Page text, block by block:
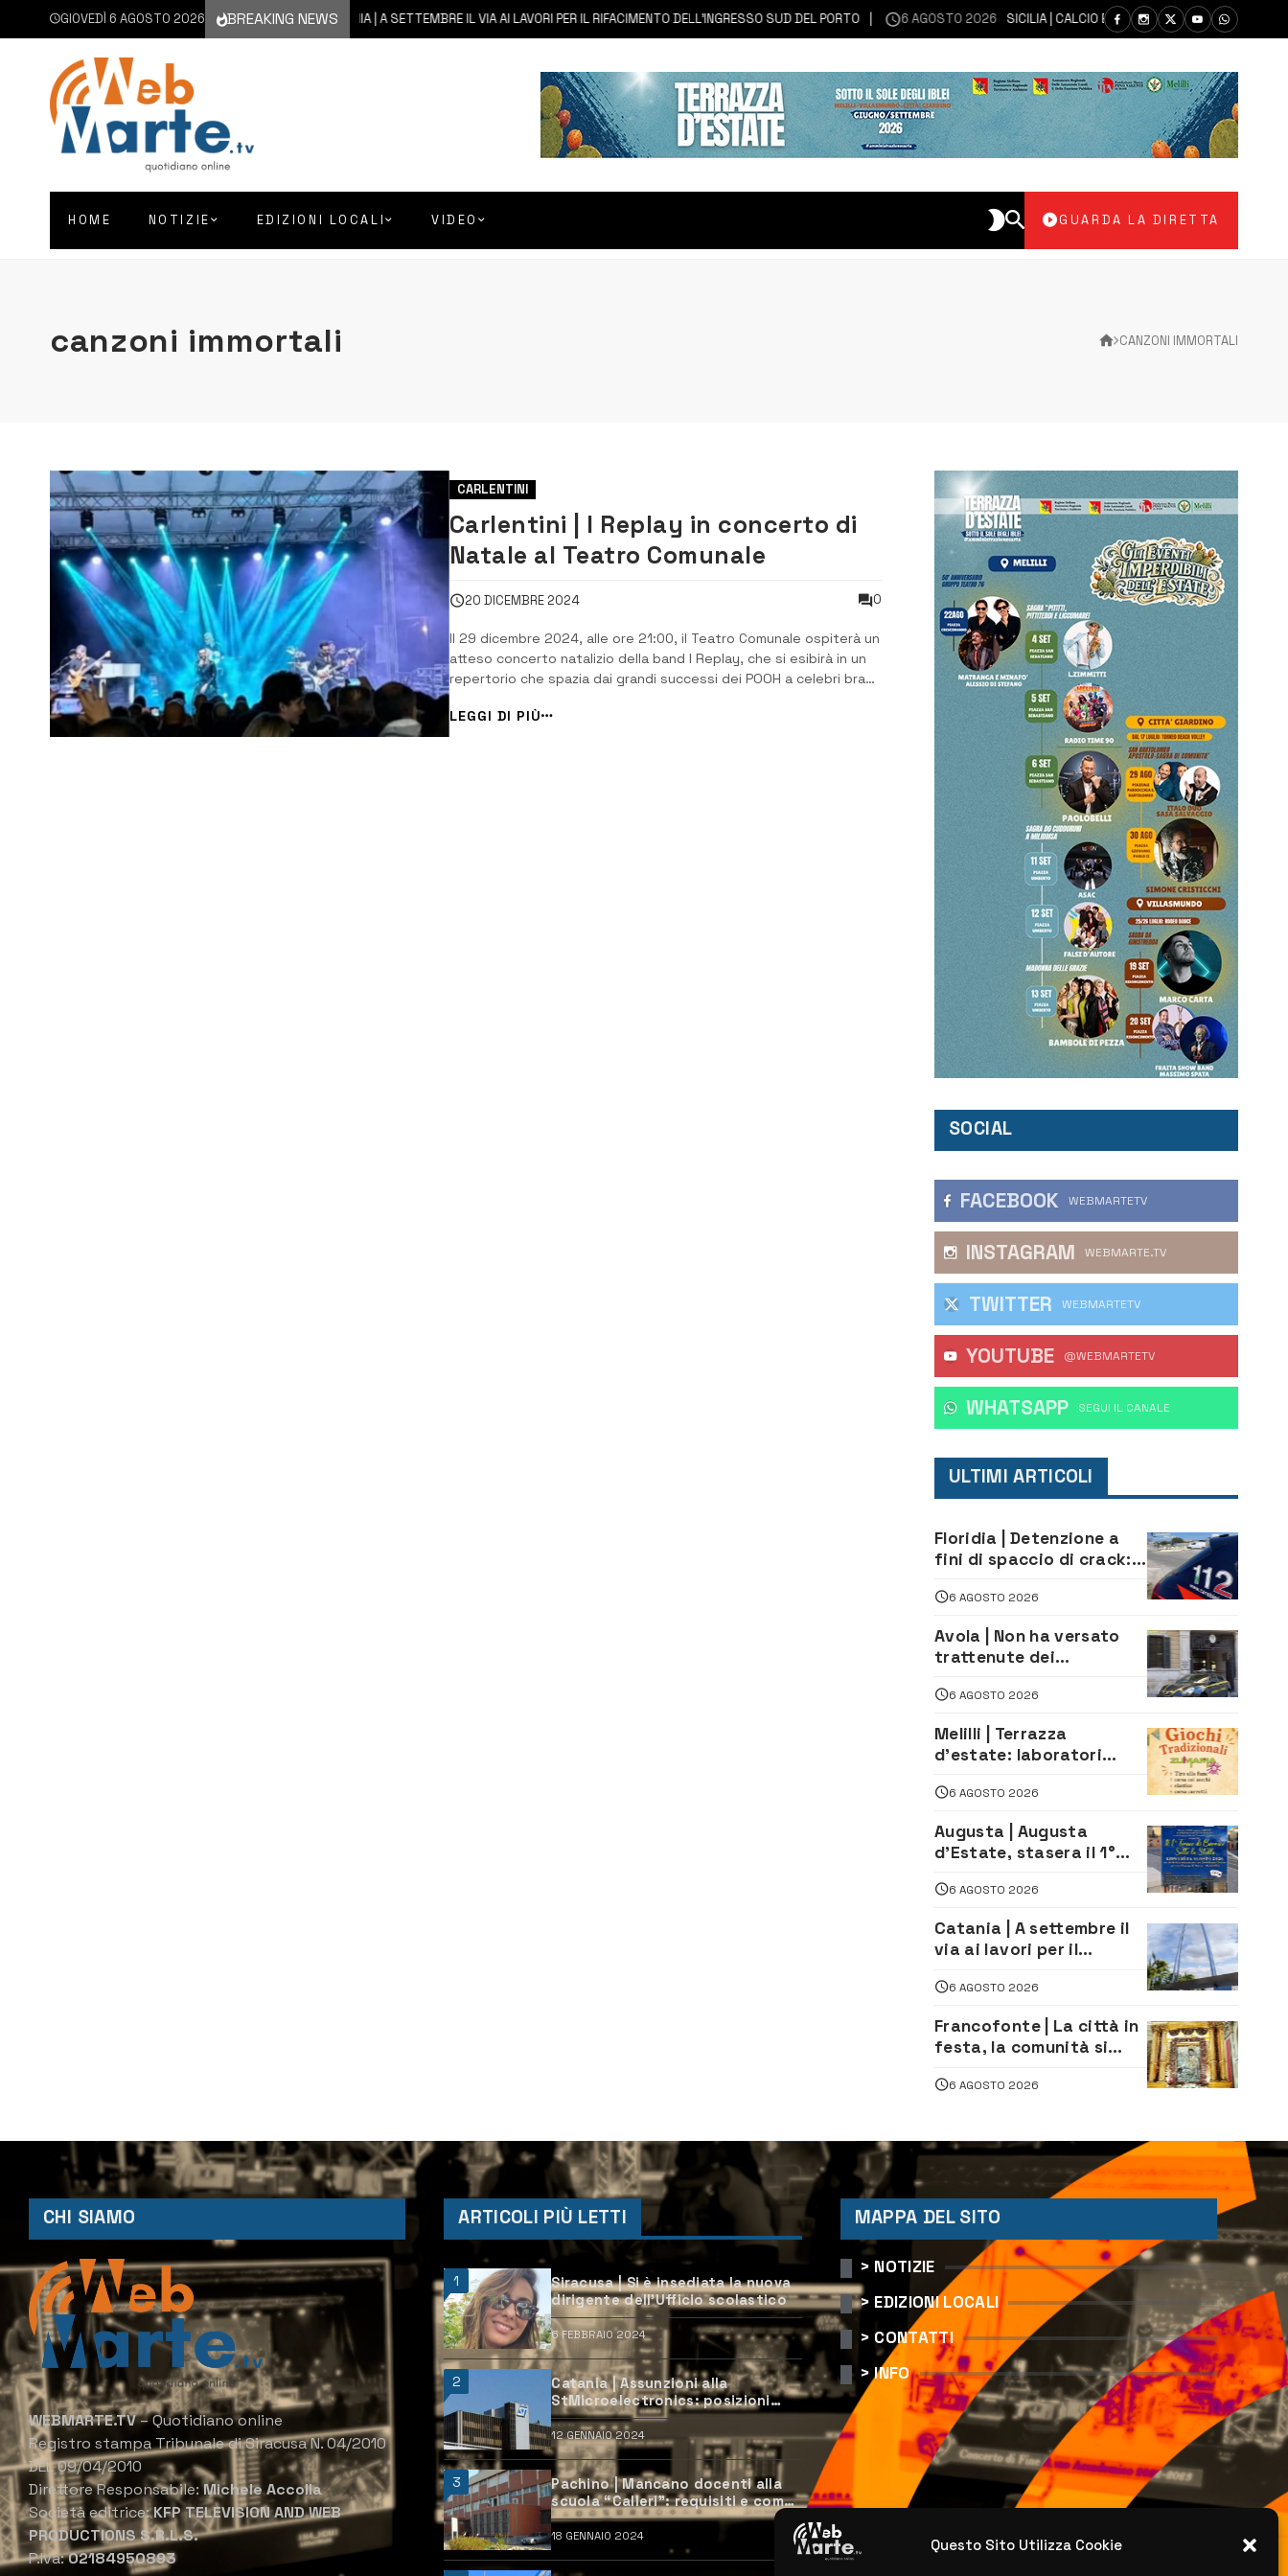
Questo Sito Utilizza Cookie
GIOVEDÌ 6 AGOSTO 2026 BREAKING NEWS
6 AGOSTO 2026 CATANIA | A SETTEMBRE IL VIA AI LAVORI PER IL RIFACIMENTO DELL’INGRESSO SUD DEL PORTO 6 AGOSTO 2026 SICILIA | CALCIO ECCELLENZA, COPPA ITALIA: IL 30
HOME NOTIZIE EDIZIONI LOCALI VIDEO GUARDA LA DIRETTA
CANZONI IMMORTALI
canzoni immortali
CARLENTINI
Carlentini | I Replay in concerto di
Natale al Teatro Comunale
20 DICEMBRE 2024 0
Il 29 dicembre 2024, alle ore 21:00, il Teatro Comunale ospiterà un
atteso concerto natalizio della band I Replay, che si esibirà in un
repertorio che spazia dai grandi successi dei POOH a celebri brani
natalizi. La formazione, nota per la sua capacità di reinterpretare
la musica pop con un’impronta distintiva, offrirà al pubblico un
[&h...
LEGGI DI PIÙ
SOCIAL
FACEBOOK WEBMARTETV
INSTAGRAM WEBMARTE.TV
TWITTER WEBMARTETV
YOUTUBE @WEBMARTETV
WHATSAPP ‎SEGUI IL CANALE
ULTIMI ARTICOLI
Floridia | Detenzione a
fini di spaccio di crack:
6 AGOSTO 2026
Avola | Non ha versato
trattenute dei
oltre 700 mila euro a
imprenditore della
climatizzazione
6 AGOSTO 2026
Melilli | Terrazza
d’estate: laboratori
styling e giochi
tradizionali di Zuimama,
ecco come iscriversi
6 AGOSTO 2026
Augusta | Augusta
d’Estate, stasera il 1°
le Stelle: piazza
D’Astorga già sold out
6 AGOSTO 2026
Catania | A settembre il
via ai lavori per il
sud del porto
6 AGOSTO 2026
Francofonte | La città in
festa, la comunità si
della Neve tra fede e
6 AGOSTO 2026
CHI SIAMO
WEBMARTE.TV– Quotidiano online
Registro stampa Tribunale di Siracusa N. 04/2010
DEL 09/04/2010
Direttore Responsabile:Michele Accolla
Società editrice:KFP TELEVISION AND WEB
PRODUCTIONS S.R.L.S.
P.Iva:02184950893
ARTICOLI PIÙ LETTI
1
Siracusa | Si è insediata la nuova
dirigente dell’Ufficio scolastico
6 FEBBRAIO 2024
2
Catania | Assunzioni alla
StMicroelectronics: posizioni
aperte e come candidarsi
12 GENNAIO 2024
3
Pachino | Mancano docenti alla
scuola “Calleri”: requisiti e come
candidarsi
18 GENNAIO 2024
MAPPA DEL SITO
> NOTIZIE
> EDIZIONI LOCALI
> CONTATTI
> INFO